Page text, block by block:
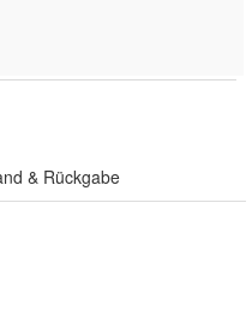
& Rückgabe